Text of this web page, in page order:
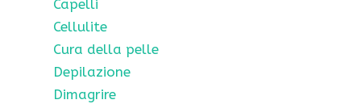
Capelli
Cellulite
Cura della pelle
Depilazione
Dimagrire